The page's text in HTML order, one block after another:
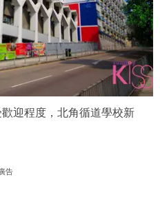
迎程度，北角循道學校新
廣告